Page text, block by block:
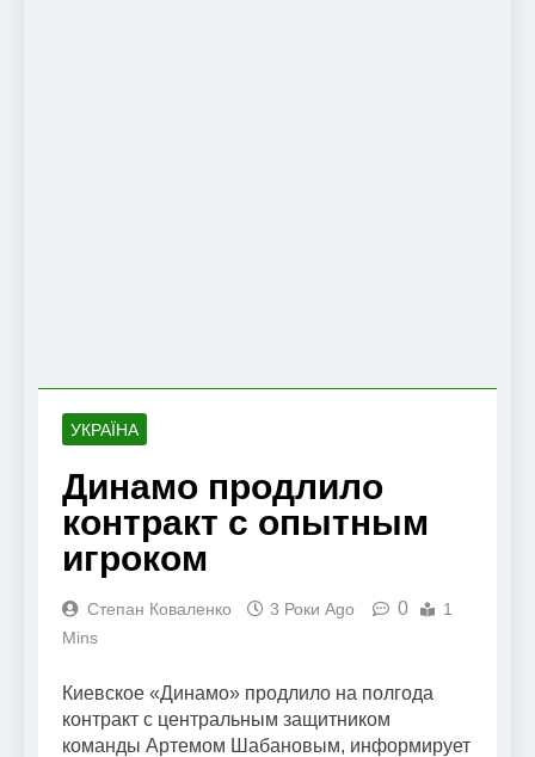
УКРАЇНА
Динамо продлило
контракт с опытным
игроком
Степан Коваленко 3 Роки Ago 0
1
Mins
Киевское «Динамо» продлило на полгода
контракт с центральным защитником
команды Артемом Шабановым, информирует